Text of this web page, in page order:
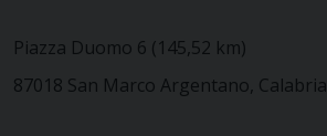
Piazza Duomo 6 (145,52 km)
87018 San Marco Argentano, Calabria